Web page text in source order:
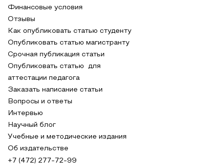
Финансовые условия
Отзывы
Как опубликовать статью студенту
Опубликовать статью магистранту
Срочная публикация статьи
Опубликовать статью для
аттестации педагога
Заказать написание статьи
Вопросы и ответы
Интервью
Научный блог
Учебные и методические издания
Об издательстве
+7 (472) 277-72-99